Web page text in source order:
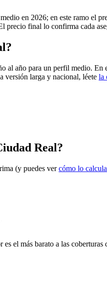
en 2026; en este ramo el
precio final lo confirma cada
año para un perfil medio. En
versión larga y nacional, léete la
Real?
(y puedes vercómo lo
el más barato a las coberturas